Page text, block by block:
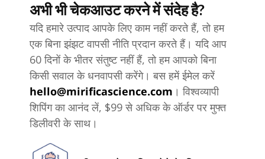
अभी भी चेकआउट करने में संदेह है?
यदि हमारे उत्पाद आपके लिए काम नहीं करते हैं, तो हम
एक बिना झंझट वापसी नीति प्रदान करते हैं। यदि आप
60 दिनों के भीतर संतुष्ट नहीं हैं, तो हम आपको बिना
किसी सवाल के धनवापसी करेंगे। बस हमें ईमेल करें
hello@mirificascience.com । विश्वव्यापी
शिपिंग का आनंद लें, $99 से अधिक के ऑर्डर पर मुफ्त
डिलीवरी के साथ।